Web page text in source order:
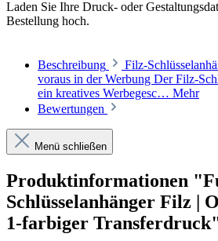
Laden Sie Ihre Druck- oder
Bestellung hoch.
Beschreibung
Filz-
voraus in der Werbung Der Filz-
ein kreatives Werbegesc… Mehr
Bewertungen
Menü schließen
Produktinformationen
Schlüsselanhänger Filz |
1-farbiger